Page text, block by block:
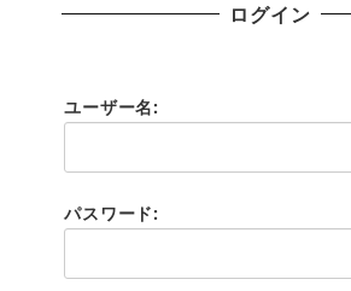
ログイン
ユーザー名:
パスワード: